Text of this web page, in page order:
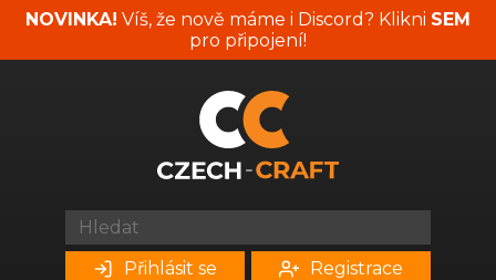
NOVINKA! Víš, že nově máme i Discord? Klikni SEM
pro připojení!
Přihlásit se Registrace